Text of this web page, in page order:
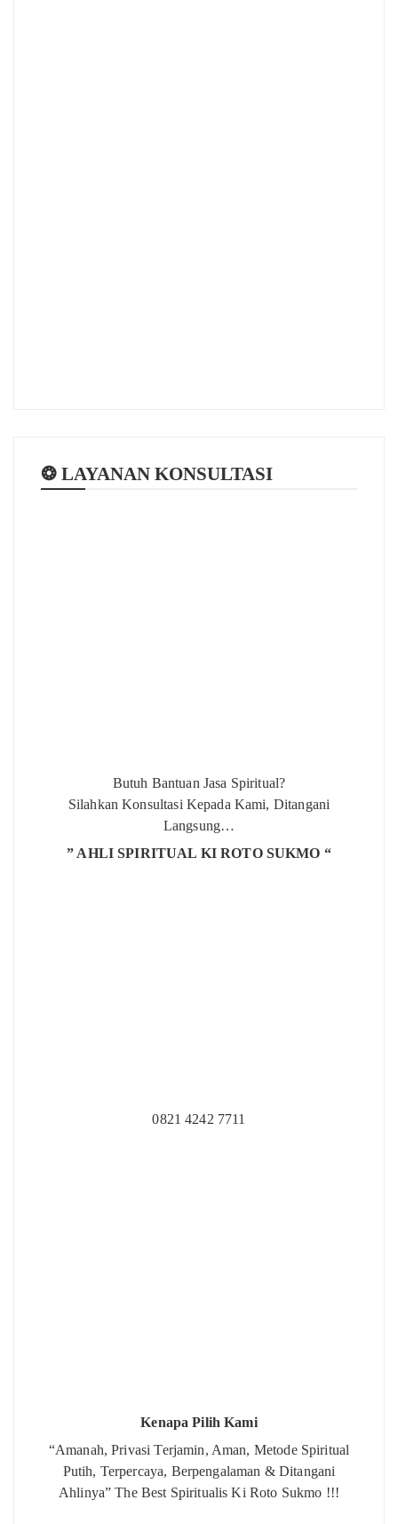
❂ LAYANAN KONSULTASI
Butuh Bantuan Jasa Spiritual?
Silahkan Konsultasi Kepada Kami, Ditangani
Langsung…
” AHLI SPIRITUAL KI ROTO SUKMO “
0821 4242 7711
Kenapa Pilih Kami
“Amanah, Privasi Terjamin, Aman, Metode Spiritual
Putih, Terpercaya, Berpengalaman & Ditangani
Ahlinya” The Best Spiritualis Ki Roto Sukmo !!!